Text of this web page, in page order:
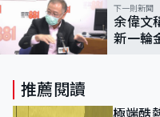
下一則新聞
余偉文
新一輪
推薦閱讀